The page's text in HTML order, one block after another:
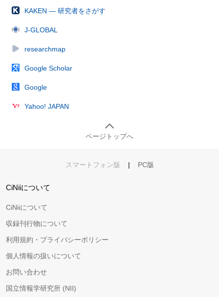
KAKEN — 研究者をさがす
J-GLOBAL
researchmap
Google Scholar
Google
Yahoo! JAPAN
ページトップへ
スマートフォン版 | PC版
CiNiiについて
CiNiiについて
収録刊行物について
利用規約・プライバシーポリシー
個人情報の扱いについて
お問い合わせ
国立情報学研究所 (NII)